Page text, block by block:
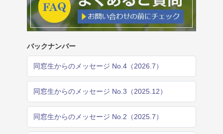
バックナンバー
同窓生からのメッセージ No.4（2026.7）
同窓生からのメッセージ No.3（2025.12）
同窓生からのメッセージ No.2（2025.7）